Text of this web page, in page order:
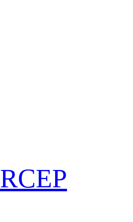
RCEP